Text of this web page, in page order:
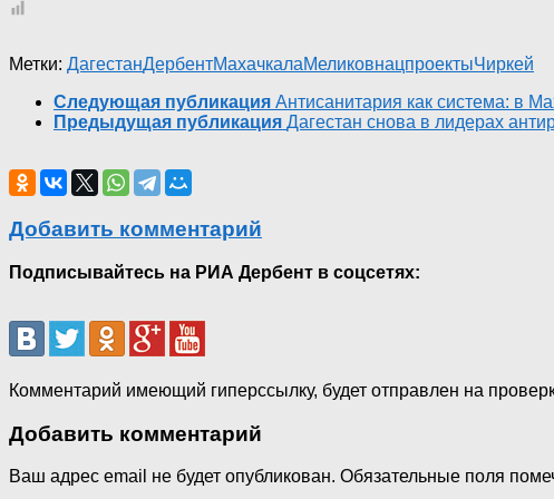
Метки: ДагестанДербентМахачкалаМеликовнацпроектыЧиркей
Следующая публикация Антисанитария как система: в
Предыдущая публикация Дагестан снова в лидерах
Добавить комментарий
Подписывайтесь на РИА Дербент в соцсетях:
Комментарий имеющий гиперссылку, будет отправлен на
Добавить комментарий
Ваш адрес email не будет опубликован. Обязательные поля